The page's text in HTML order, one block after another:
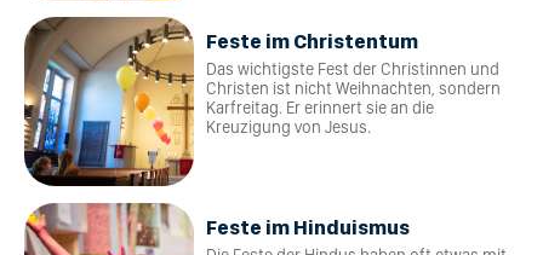
Feste im Christentum
Das wichtigste Fest der Christinnen und
Christen ist nicht Weihnachten, sondern
Karfreitag. Er erinnert sie an die
Kreuzigung von Jesus.
Feste im Hinduismus